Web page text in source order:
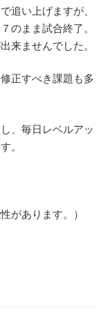
追い上げますが、
のまま試合終了。
来ませんでした。
正すべき課題も多
、毎日レベルアッ
。
があります。）